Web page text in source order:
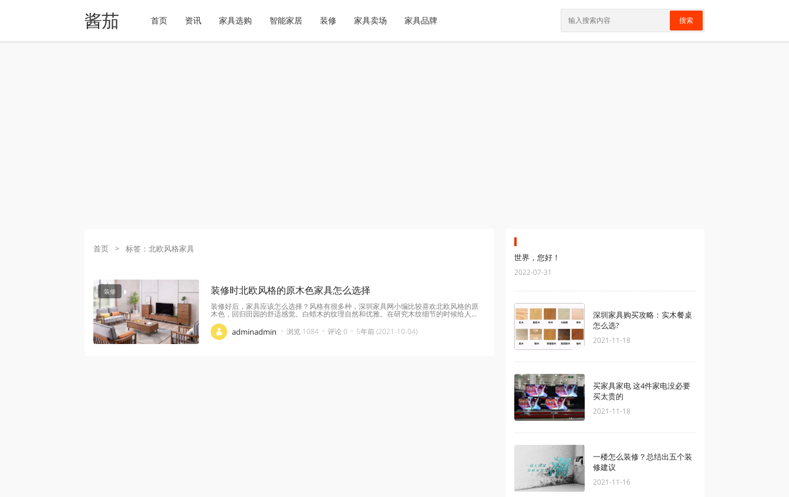
酱茄 首页 资讯 家具选购 智能家居 装修 家具卖场 家具品牌 搜索
首页 > 标签：北欧风格家具
装修 装修时北欧风格的原木色家具怎么选择
装修好后，家具应该怎么选择？风格有很多种，深圳家具网小编比较喜欢北欧风格的原
木色，回归田园的舒适感觉。白蜡木的纹理自然和优雅。在研究木纹细节的时候给人...
adminadmin · 浏览 1084 · 评论 0 · 5年前 (2021-10-04)
世界，您好！
2022-07-31
深圳家具购买攻略：实木餐桌
怎么选?
2021-11-18
买家具家电 这4件家电没必要
买太贵的
2021-11-18
一楼怎么装修？总结出五个装
修建议
2021-11-16